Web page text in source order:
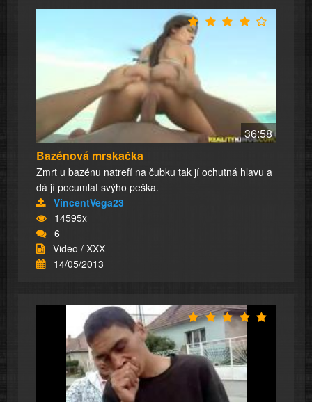
36:58
Bazénová mrskačka
Zmrt u bazénu natrefí na čubku tak jí ochutná hlavu a
dá jí pocumlat svýho peška.
VincentVega23
14595x
6
Video / XXX
14/05/2013